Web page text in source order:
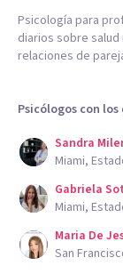
Psicología para
diarios sobre
relaciones de
Psicólogos con
Sandra
Miami,
Gabriela
Miami,
Maria De
San